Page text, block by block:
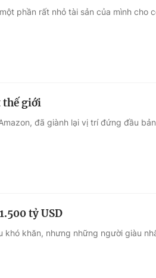
cuộc sống
Học trực
phần rất nhỏ tài sản của mình cho
thế giới
đã giành lại vị trí đứng đầu
tỷ USD
khó khăn, nhưng những người giàu